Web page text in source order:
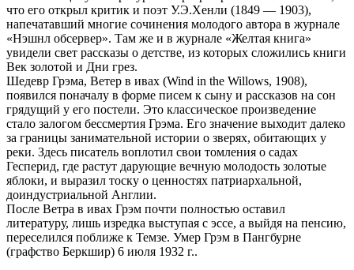
что его открыл критик и поэт У.Э.Хенли (1849 — 1903),
напечатавший многие сочинения молодого автора в журнале
«Нэшнл обсервер». Там же и в журнале «Желтая книга»
увидели свет рассказы о детстве, из которых сложились книги
Век золотой и Дни грез.
Шедевр Грэма, Ветер в ивах (Wind in the Willows, 1908),
появился поначалу в форме писем к сыну и рассказов на сон
грядущий у его постели. Это классическое произведение
стало залогом бессмертия Грэма. Его значение выходит далеко
за границы занимательной истории о зверях, обитающих у
реки. Здесь писатель воплотил свои томления о садах
Гесперид, где растут дарующие вечную молодость золотые
яблоки, и выразил тоску о ценностях патриархальной,
доиндустриальной Англии.
После Ветра в ивах Грэм почти полностью оставил
литературу, лишь изредка выступая с эссе, а выйдя на пенсию,
переселился поближе к Темзе. Умер Грэм в Пангбурне
(графство Беркшир) 6 июля 1932 г..